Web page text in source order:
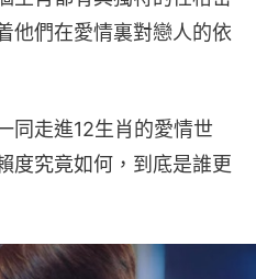
他們在愛情裏對戀人的依
同走進12生肖的愛情世
度究竟如何，到底是誰更